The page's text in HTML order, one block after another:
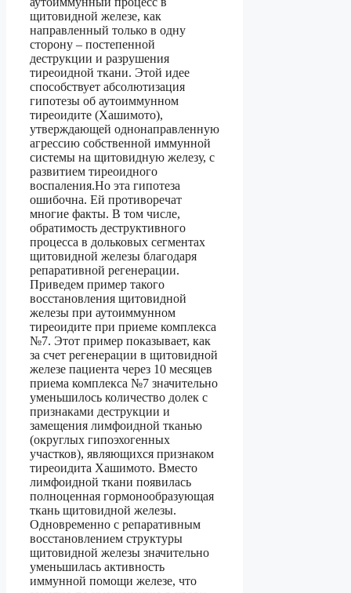
щитовидной железе, как
направленный только в одну
сторону – постепенной
деструкции и разрушения
тиреоидной ткани. Этой идее
способствует абсолютизация
гипотезы об аутоиммунном
тиреоидите (Хашимото),
утверждающей однонаправленную
агрессию собственной иммунной
системы на щитовидную железу, с
развитием тиреоидного
воспаления.Но эта гипотеза
ошибочна. Ей противоречат
многие факты. В том числе,
обратимость деструктивного
процесса в дольковых сегментах
щитовидной железы благодаря
репаративной регенерации.
Приведем пример такого
восстановления щитовидной
железы при аутоиммунном
тиреоидите при приеме комплекса
№7. Этот пример показывает, как
за счет регенерации в щитовидной
железе пациента через 10 месяцев
приема комплекса №7 значительно
уменьшилось количество долек с
признаками деструкции и
замещения лимфоидной тканью
(округлых гипоэхогенных
участков), являющихся признаком
тиреоидита Хашимото. Вместо
лимфоидной ткани появилась
полноценная гормонообразующая
ткань щитовидной железы.
Одновременно с репаративным
восстановлением структуры
щитовидной железы значительно
уменьшилась активность
иммунной помощи железе, что